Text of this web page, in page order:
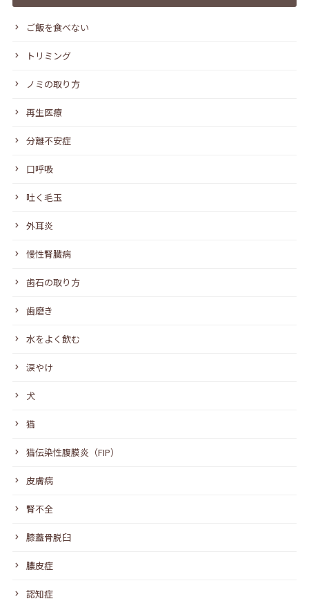
ご飯を食べない
トリミング
ノミの取り方
再生医療
分離不安症
口呼吸
吐く毛玉
外耳炎
慢性腎臓病
歯石の取り方
歯磨き
水をよく飲む
涙やけ
犬
猫
猫伝染性腹膜炎（FIP）
皮膚病
腎不全
膝蓋骨脱臼
膿皮症
認知症